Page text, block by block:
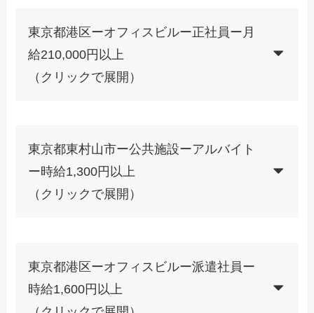
東京都港区ーオフィスビルー正社員ー月
給210,000円以上
（クリックで展開）
東京都東村山市ー公共施設ーアルバイト
ー時給1,300円以上
（クリックで展開）
東京都港区ーオフィスビルー派遣社員ー
時給1,600円以上